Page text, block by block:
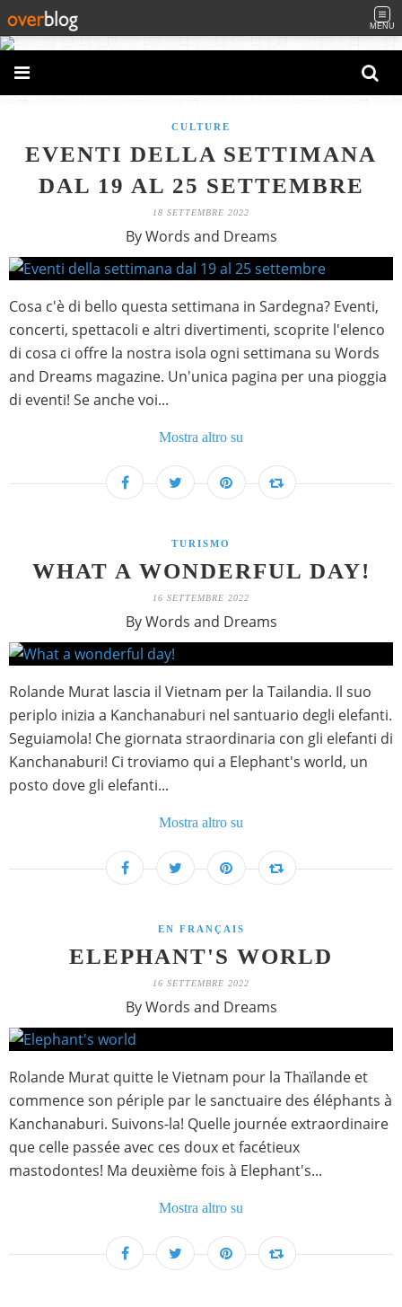
MENU
CULTURE
EVENTI DELLA SETTIMANA
DAL 19 AL 25 SETTEMBRE
18 SETTEMBRE 2022
By Words and Dreams
Cosa c'è di bello questa settimana in Sardegna? Eventi,
concerti, spettacoli e altri divertimenti, scoprite l'elenco
di cosa ci offre la nostra isola ogni settimana su Words
and Dreams magazine. Un'unica pagina per una pioggia
di eventi! Se anche voi...
Mostra altro su
TURISMO
WHAT A WONDERFUL DAY!
16 SETTEMBRE 2022
By Words and Dreams
Rolande Murat lascia il Vietnam per la Tailandia. Il suo
periplo inizia a Kanchanaburi nel santuario degli elefanti.
Seguiamola! Che giornata straordinaria con gli elefanti di
Kanchanaburi! Ci troviamo qui a Elephant's world, un
posto dove gli elefanti...
Mostra altro su
EN FRANÇAIS
ELEPHANT'S WORLD
16 SETTEMBRE 2022
By Words and Dreams
Rolande Murat quitte le Vietnam pour la Thaïlande et
commence son périple par le sanctuaire des éléphants à
Kanchanaburi. Suivons-la! Quelle journée extraordinaire
que celle passée avec ces doux et facétieux
mastodontes! Ma deuxième fois à Elephant's...
Mostra altro su